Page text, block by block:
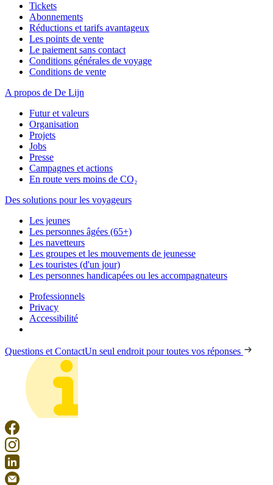
Tickets
Abonnements
Réductions et tarifs avantageux
Les points de vente
Le paiement sans contact
Conditions générales de voyage
Conditions de vente
A propos de De Lijn
Futur et valeurs
Organisation
Projets
Jobs
Presse
Campagnes et actions
En route vers moins de CO₂
Des solutions pour les voyageurs
Les jeunes
Les personnes âgées (65+)
Les navetteurs
Les groupes et les mouvements de jeunesse
Les touristes (d'un jour)
Les personnes handicapées ou les accompagnateurs
Professionnels
Privacy
Accessibilité
Questions et ContactUn seul endroit pour toutes vos réponses